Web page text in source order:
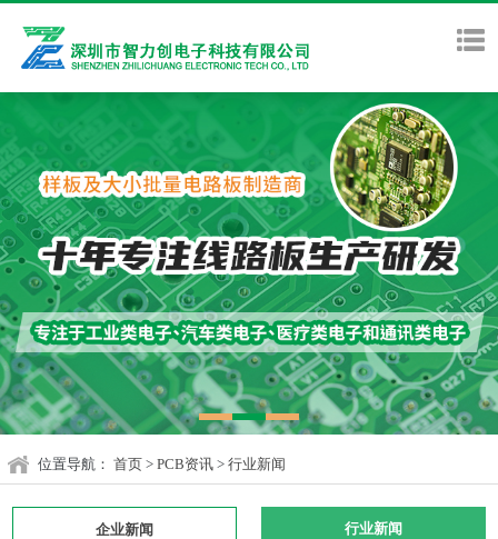
位置导航： 首页 > PCB资讯 > 行业新闻
企业新闻 行业新闻